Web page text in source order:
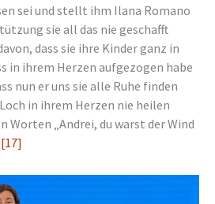
sei und stellt ihm Ilana Romano
sie all das nie geschafft
dass sie ihre Kinder ganz in
in ihrem Herzen aufgezogen habe
nun er uns sie alle Ruhe finden
in ihrem Herzen nie heilen
Worten „Andrei, du warst der Wind
[17]